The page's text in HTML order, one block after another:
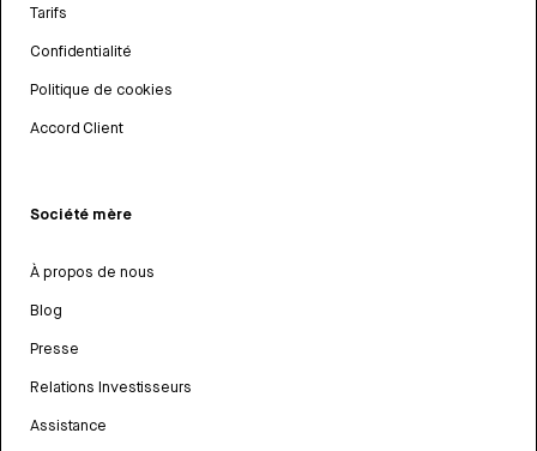
Tarifs
Confidentialité
Politique de cookies
Accord Client
Société mère
À propos de nous
Blog
Presse
Relations Investisseurs
Assistance